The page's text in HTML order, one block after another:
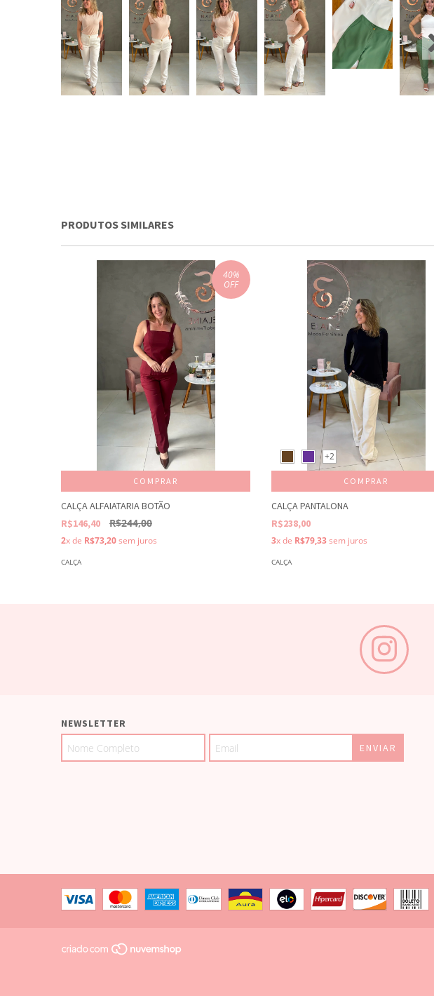
PRODUTOS SIMILARES
40%
OFF
COMPRAR
CALÇA ALFAIATARIA BOTÃO
R$146,40
R$244,00
2x de R$73,20sem juros
CALÇA
+2
COMPRAR
CALÇA PANTALONA
R$238,00
3x de R$79,33sem juros
CALÇA
NEWSLETTER